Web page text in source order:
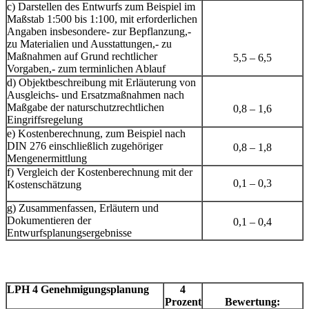
c) Darstellen des Entwurfs zum Beispiel im
Maßstab 1:500 bis 1:100, mit erforderlichen
Angaben insbesondere- zur Bepflanzung,-
zu Materialien und Ausstattungen,- zu
Maßnahmen auf Grund rechtlicher
Vorgaben,- zum terminlichen Ablauf
5,5 – 6,5
d) Objektbeschreibung mit Erläuterung von
Ausgleichs- und Ersatzmaßnahmen nach
Maßgabe der naturschutzrechtlichen
Eingriffsregelung
0,8 – 1,6
e) Kostenberechnung, zum Beispiel nach
DIN 276 einschließlich zugehöriger
Mengenermittlung
0,8 – 1,8
f) Vergleich der Kostenberechnung mit der
Kostenschätzung
0,1 – 0,3
g) Zusammenfassen, Erläutern und
Dokumentieren der
Entwurfsplanungsergebnisse
0,1 – 0,4
LPH 4 Genehmigungsplanung
4
Prozent
Bewertung: